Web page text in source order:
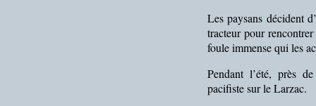
Les paysans décident
tracteur pour
foule immense qui les
Pendant l’été, près
pacifiste sur le Larzac.